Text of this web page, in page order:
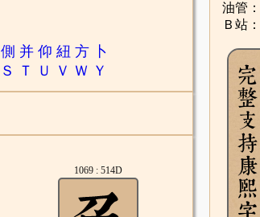
側 并 仰 紐 方
卜
Ｓ Ｔ Ｕ Ｖ Ｗ Ｙ
1069 : 514D
油管：
Ｂ站：